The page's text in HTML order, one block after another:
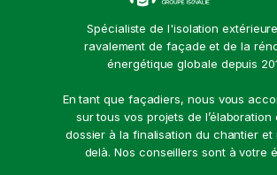
Spécialiste de l'isolation
ravalement de façade et de la
énergétique globale depuis
En tant que façadiers, nous vous
sur tous vos projets de l’élaboration
dossier à la finalisation du chantier et
delà. Nos conseillers sont à votre